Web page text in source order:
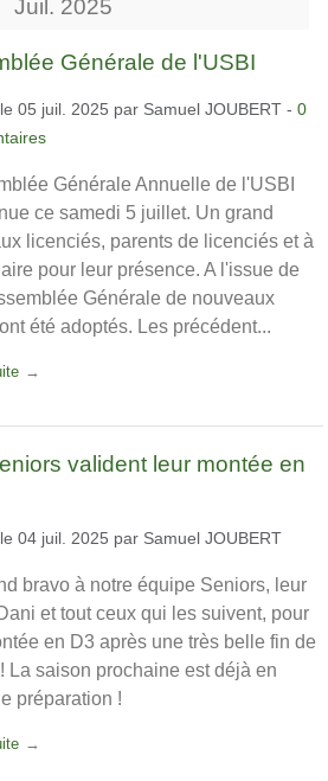
Juil. 2025
Générale de l'USBI
05 juil. 2025 par Samuel JOUBERT - 0
Générale Annuelle de l'USBI
ce samedi 5 juillet. Un grand
licenciés, parents de licenciés et à
pour leur présence. A l'issue de
Générale de nouveaux
été adoptés. Les précédent...
valident leur montée en
04 juil. 2025 par Samuel JOUBERT
bravo à notre équipe Seniors, leur
et tout ceux qui les suivent, pour
en D3 après une très belle fin de
La saison prochaine est déjà en
préparation !